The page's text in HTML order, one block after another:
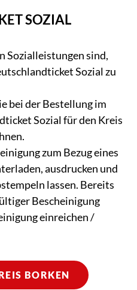
SOZIAL
Sozialleistungen sind,
Sozial zu
bei der Bestellung im
Sozial für den Kreis
zum Bezug eines
ausdrucken und
lassen. Bereits
Bescheinigung
einreichen /
BORKEN